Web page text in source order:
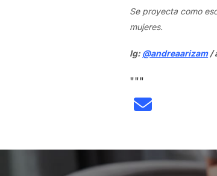
Se proyecta como
mujeres.
Ig: @andreaarizam/
"""